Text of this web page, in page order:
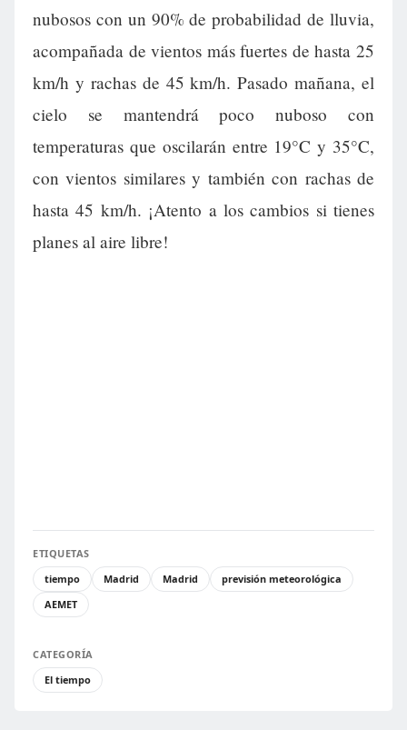
nubosos con un 90% de probabilidad de lluvia,
acompañada de vientos más fuertes de hasta 25
km/h y rachas de 45 km/h. Pasado mañana, el
cielo se mantendrá poco nuboso con
temperaturas que oscilarán entre 19°C y 35°C,
con vientos similares y también con rachas de
hasta 45 km/h. ¡Atento a los cambios si tienes
planes al aire libre!
ETIQUETAS
tiempo
Madrid Madrid
previsión meteorológica
AEMET
CATEGORÍA
El tiempo